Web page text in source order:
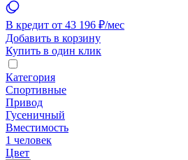
В кредит от 43 196 ₽/мес
Добавить в корзину
Купить в один клик
Категория
Спортивные
Привод
Гусеничный
Вместимость
1 человек
Цвет